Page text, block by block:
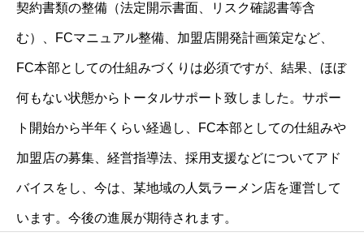
契約書類の整備（法定開示書面、リスク確認書等含
む）、FCマニュアル整備、加盟店開発計画策定など、
FC本部としての仕組みづくりは必須ですが、結果、ほぼ
何もない状態からトータルサポート致しました。サポー
ト開始から半年くらい経過し、FC本部としての仕組みや
加盟店の募集、経営指導法、採用支援などについてアド
バイスをし、今は、某地域の人気ラーメン店を運営して
います。今後の進展が期待されます。